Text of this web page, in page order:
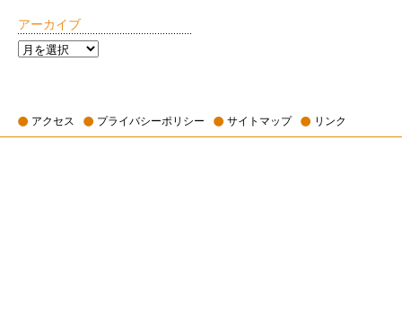
アーカイブ
ア
ブ
アクセス プライバシーポリシー サイトマップ リンク